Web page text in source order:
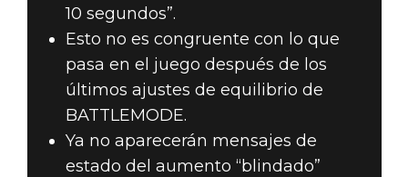
10 segundos”.
Esto no es congruente con lo que
pasa en el juego después de los
últimos ajustes de equilibrio de
BATTLEMODE.
Ya no aparecerán mensajes de
estado del aumento “blindado”